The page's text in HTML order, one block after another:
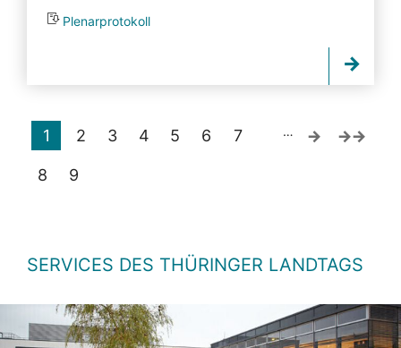
Plenarprotokoll
1 2 3 4 5 6 7
8 9
…
SERVICES DES THÜRINGER LANDTAGS